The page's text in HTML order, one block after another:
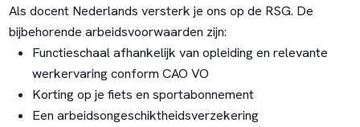
Als docent Nederlands versterk je ons op de RSG. De
bijbehorende arbeidsvoorwaarden zijn:
Functieschaal afhankelijk van opleiding en relevante
werkervaring conform CAO VO
Korting op je fiets en sportabonnement
Een arbeidsongeschiktheidsverzekering